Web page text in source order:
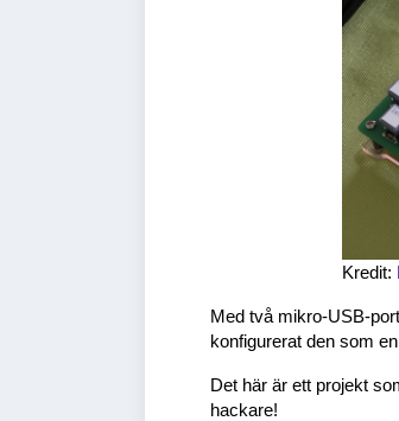
Kredit:
Med två mikro-USB-
konfigurerat den som
Det här är ett projekt
hackare!